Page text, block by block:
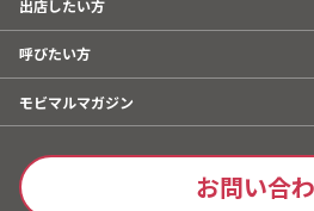
出店したい方
呼びたい方
モビマルマガジン
お問い合